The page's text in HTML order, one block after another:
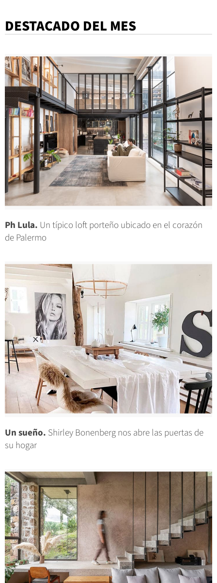
DESTACADO DEL MES
Ph Lula. Un típico loft porteño ubicado en el corazón
de Palermo
Un sueño. Shirley Bonenberg nos abre las puertas de
su hogar